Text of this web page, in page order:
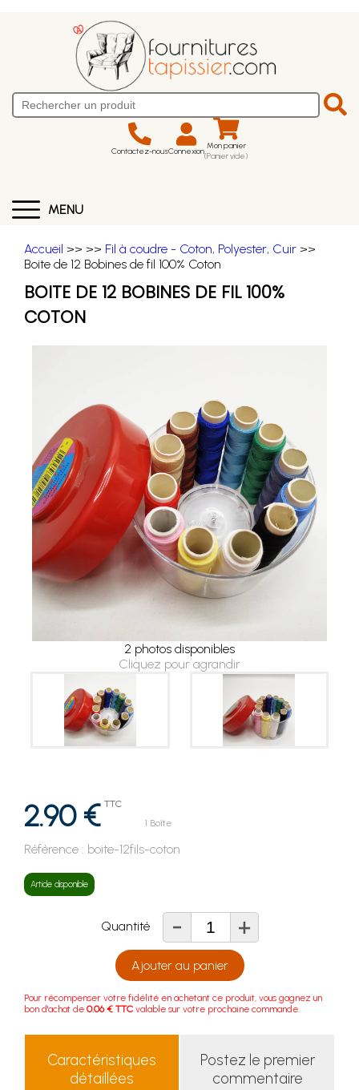
Contactez-nousConnexion Mon panier
(Panier vide)
MENU
Accueil >> >> Fil à coudre - Coton, Polyester, Cuir >>
Boite de 12 Bobines de fil 100% Coton
BOITE DE 12 BOBINES DE FIL 100%
COTON
2 photos disponibles
Cliquez pour agrandir
2.90 € TTC
1 Boîte
Référence : boite-12fils-coton
Article disponible
Quantité - +
Ajouter au panier
Pour récompenser votre fidélité en achetant ce produit, vous gagnez un
bon d'achat de 0.06 € TTC valable sur votre prochaine commande.
Caractéristiques
détaillées
Postez le premier
commentaire